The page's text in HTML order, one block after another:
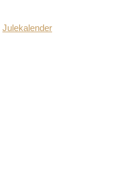
Julekalender